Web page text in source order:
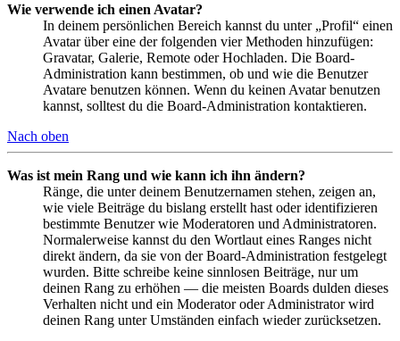
Wie verwende ich einen Avatar?
In deinem persönlichen Bereich kannst du unter „Profil“ einen
Avatar über eine der folgenden vier Methoden hinzufügen:
Gravatar, Galerie, Remote oder Hochladen. Die Board-
Administration kann bestimmen, ob und wie die Benutzer
Avatare benutzen können. Wenn du keinen Avatar benutzen
kannst, solltest du die Board-Administration kontaktieren.
Nach oben
Was ist mein Rang und wie kann ich ihn ändern?
Ränge, die unter deinem Benutzernamen stehen, zeigen an,
wie viele Beiträge du bislang erstellt hast oder identifizieren
bestimmte Benutzer wie Moderatoren und Administratoren.
Normalerweise kannst du den Wortlaut eines Ranges nicht
direkt ändern, da sie von der Board-Administration festgelegt
wurden. Bitte schreibe keine sinnlosen Beiträge, nur um
deinen Rang zu erhöhen — die meisten Boards dulden dieses
Verhalten nicht und ein Moderator oder Administrator wird
deinen Rang unter Umständen einfach wieder zurücksetzen.